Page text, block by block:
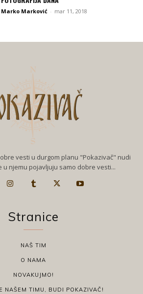
Marko Marković - mar 11, 2018
vesti u durgom planu "Pokazivač" nudi
u njemu pojavljuju samo dobre vesti...
Stranice
NAŠ TIM
O NAMA
NOVAKUJMO!
NAŠEM TIMU, BUDI POKAZIVAČ!